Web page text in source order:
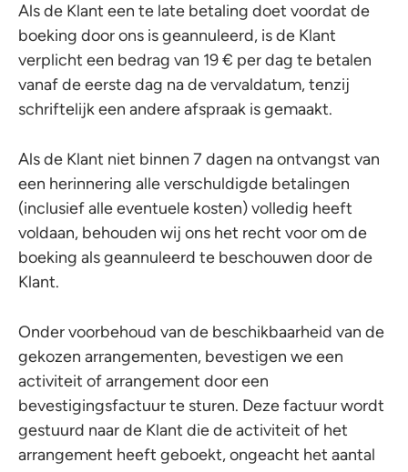
Als de Klant een te late betaling doet voordat de
boeking door ons is geannuleerd, is de Klant
verplicht een bedrag van 19 € per dag te betalen
vanaf de eerste dag na de vervaldatum, tenzij
schriftelijk een andere afspraak is gemaakt.
Als de Klant niet binnen 7 dagen na ontvangst van
een herinnering alle verschuldigde betalingen
(inclusief alle eventuele kosten) volledig heeft
voldaan, behouden wij ons het recht voor om de
boeking als geannuleerd te beschouwen door de
Klant.
Onder voorbehoud van de beschikbaarheid van de
gekozen arrangementen, bevestigen we een
activiteit of arrangement door een
bevestigingsfactuur te sturen. Deze factuur wordt
gestuurd naar de Klant die de activiteit of het
arrangement heeft geboekt, ongeacht het aantal